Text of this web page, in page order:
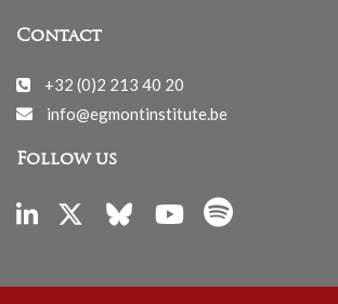
Contact
+32 (0)2 213 40 20
info@egmontinstitute.be
Follow us